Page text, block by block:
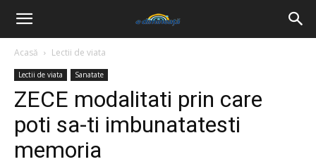
Acasă Lectii de viata
Lectii de viata Sanatate
ZECE modalitati prin care
poti sa-ti imbunatatesti
memoria